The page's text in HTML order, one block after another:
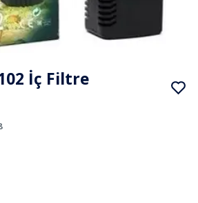
İç Filtre